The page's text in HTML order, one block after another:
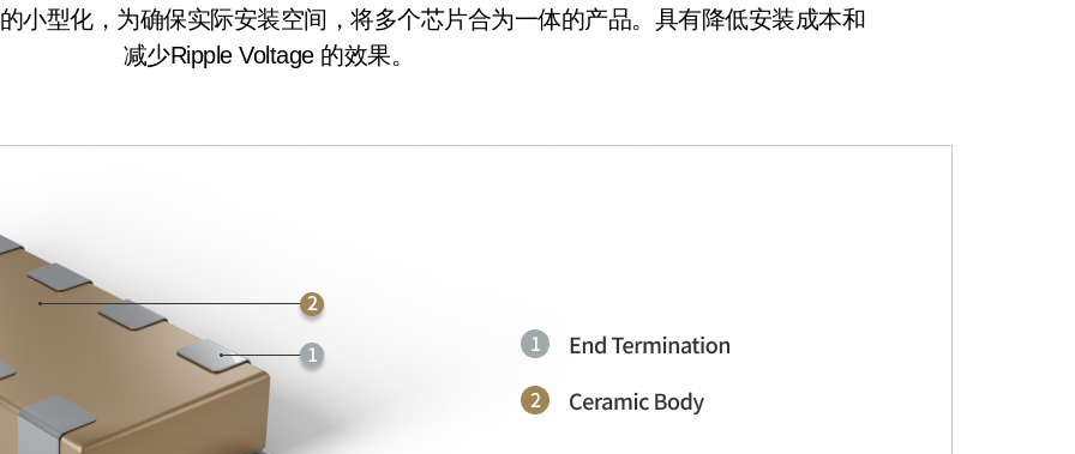
小型化，为确保实际安装空间，将多个芯片合为一体的产品。具有降低安装成本和
减少Ripple Voltage 的效果。